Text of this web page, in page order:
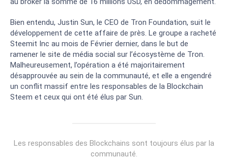
Bien entendu, Justin Sun, le CEO de Tron Foundation, suit le
développement de cette affaire de près. Le groupe a racheté
Steemit Inc au mois de Février dernier, dans le but de
ramener le site de média social sur l’écosystème de Tron.
Malheureusement, l’opération a été majoritairement
désapprouvée au sein de la communauté, et elle a engendré
un conflit massif entre les responsables de la Blockchain
Steem et ceux qui ont été élus par Sun.
Les responsables des Blockchains sont toujours élus par la
communauté.